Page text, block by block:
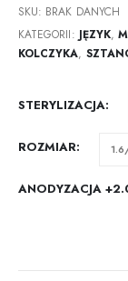
SKU: BRAK DANYCH
KATEGORII: JĘZYK,
KOLCZYKA,
STERYLIZACJA
ROZMIAR
ANODYZACJA